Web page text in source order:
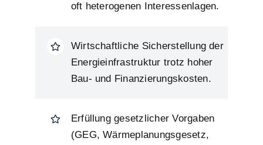
oft heterogenen Interessenlagen.
Wirtschaftliche Sicherstellung der
Energieinfrastruktur trotz hoher
Bau- und Finanzierungskosten.
Erfüllung gesetzlicher Vorgaben
(GEG, Wärmeplanungsgesetz,